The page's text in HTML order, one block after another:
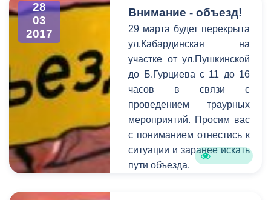
инспектор Аппарата
Президента РФ в
СКФО Андрей Бессонов,
первый заместитель
Министра финансов РСО-
Алания Алан Дзагоев,
глава АМС
г.Владикавказа Борис
Албегов, заместитель
главы АМС
г.Владикавказа Казбек
отремонтировано более
30 дорог во Владикавказе.
Работы уже начались на
нескольких улицах. В
частности, на
Кантемирова. Там
приведут в порядок
дорожное полотно на
протяженности всей
улицы. Для этого
выделено 8 миллионов
28
03
2017
Внимание - объезд!
29 марта будет перекрыта
ул.Кабардинская на
участке от ул.Пушкинской
до Б.Гурциева с 11 до 16
часов в связи с
проведением траурных
мероприятий. Просим вас
с пониманием отнестись к
ситуации и заранее искать
пути объезда.